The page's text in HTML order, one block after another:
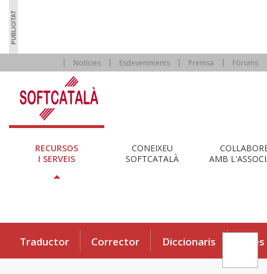
Notícies Esdeveniments Premsa Fòrums
RECURSOS
I SERVEIS
CONEIXEU
SOFTCATALÀ
AMB
Traductor Corrector Diccionaris Eines